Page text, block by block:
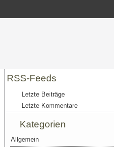
RSS-Feeds
Letzte Beiträge
Letzte Kommentare
Kategorien
Allgemein